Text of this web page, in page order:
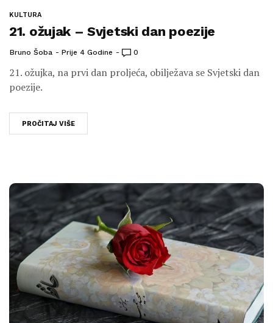
KULTURA
21. ožujak – Svjetski dan poezije
Bruno Šoba Prije 4 Godine 0
21. ožujka, na prvi dan proljeća, obilježava se Svjetski dan
poezije.
PROČITAJ VIŠE